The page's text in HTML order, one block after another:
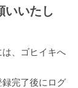
いいたし
、ゴヒイキへ
完了後にログ